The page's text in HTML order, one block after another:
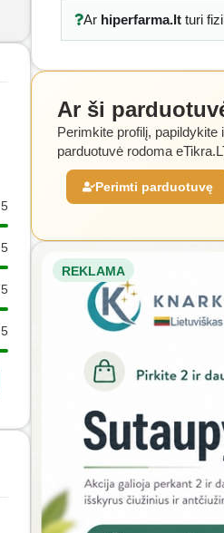
Ar hiperfarma.ltturi
Ar ši
Perimkite profilį,
parduotuvė rodoma
Perimti parduotuvę
REKLAMA